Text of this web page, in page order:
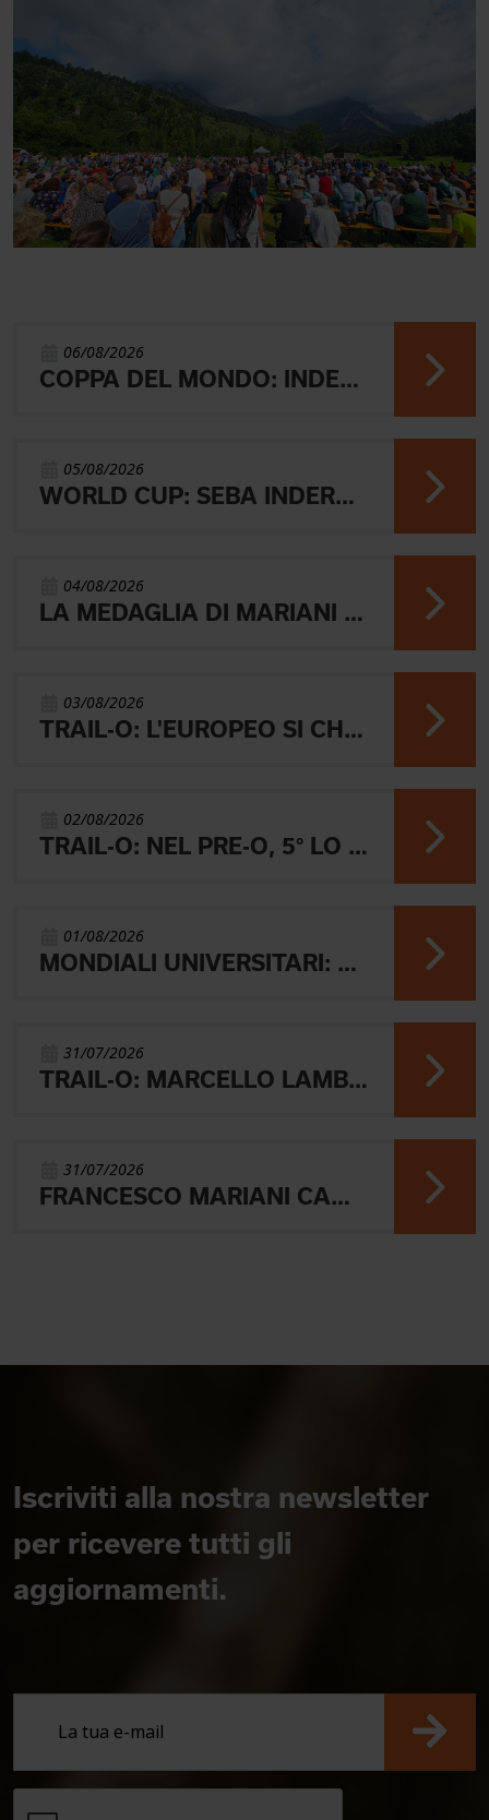
06/08/2026
COPPA DEL MONDO: INDERST 45° VINCONO AEBERSOLD E SVENSK
05/08/2026
WORLD CUP: SEBA INDERST ACCEDE ALLA FINALE A
04/08/2026
LA MEDAGLIA DI MARIANI E QUEL RICORDO CHE NON SVANISCE.
03/08/2026
TRAIL-O: L'EUROPEO SI CHIUDE CON L'ARGENTO JUNIOR, IL 4° PARALIMPICO E 5° OPEN
02/08/2026
TRAIL-O: NEL PRE-O, 5° LO JUNIOR LAMBERTINI E AARON GAIO 8°. NEI PARALIMPICI 20° GALVAN
01/08/2026
MONDIALI UNIVERSITARI: MARIANI CHIUDE 4° NELLA MIDDLE
31/07/2026
TRAIL-O: MARCELLO LAMBERTINI E' ARGENTO EUROPEO IN POLONIA
31/07/2026
FRANCESCO MARIANI CAMPIONE DEL MONDO UNIVERSITARIO NELLA SPRINT DI ORIENTEERING
Iscriviti alla nostra newsletter
per ricevere tutti gli
aggiornamenti.